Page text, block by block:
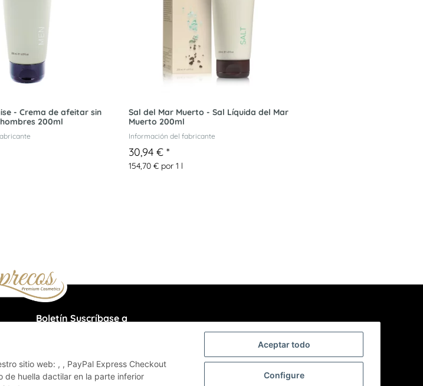
- Crema de afeitar sin
200ml
Sal del Mar Muerto - Sal Líquida del Mar
Muerto 200ml
Información del fabricante
30,94 € *
154,70 € por 1 l
Boletín Suscríbase a
electrónico con regularidad y en cualquier
momento, de conformidad con su
sitio web: , , PayPal Express Checkout
de huella dactilar en la parte inferior
Aceptar todo
Configure